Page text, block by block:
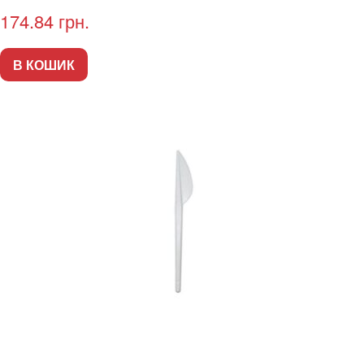
174.84 грн.
В КОШИК